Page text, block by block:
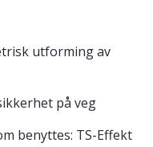
utforming av
på veg
benyttes: TS-Effekt